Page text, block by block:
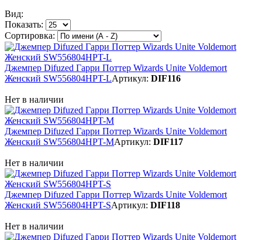
Вид:
Показать:
Сортировка:
Джемпер Difuzed Гарри Поттер Wizards Unite Voldemort
Женский SW556804HPT-LАртикул: DIF116
Нет в наличии
Джемпер Difuzed Гарри Поттер Wizards Unite Voldemort
Женский SW556804HPT-MАртикул: DIF117
Нет в наличии
Джемпер Difuzed Гарри Поттер Wizards Unite Voldemort
Женский SW556804HPT-SАртикул: DIF118
Нет в наличии